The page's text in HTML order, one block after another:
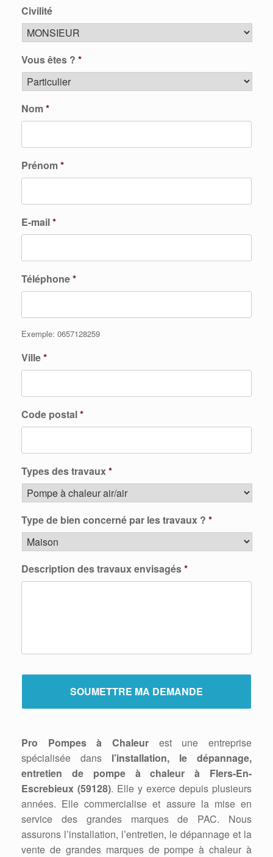
Civilité
Vous êtes ? *
Nom*
Prénom*
E-mail*
Téléphone*
Exemple: 0657128259
Ville*
Code postal*
Types des travaux*
Type de bien concerné par les travaux ? *
Description des travaux envisagés*
Pro Pompes à Chaleur est une entreprise
spécialisée dans l’installation, le dépannage,
entretien de pompe à chaleur à Flers-En-
Escrebieux (59128). Elle y exerce depuis plusieurs
années. Elle commercialise et assure la mise en
service des grandes marques de PAC. Nous
assurons l’installation, l’entretien, le dépannage et la
vente de grandes marques de pompe à chaleur à